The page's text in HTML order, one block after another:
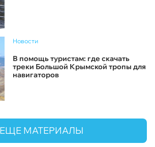
Новости
В помощь туристам: где скачать
треки Большой Крымской тропы для
навигаторов
ЕЩЕ МАТЕРИАЛЫ